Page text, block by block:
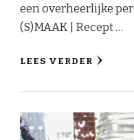
een overheerlijke
(S)MAAK | Recept …
LEES VERDER